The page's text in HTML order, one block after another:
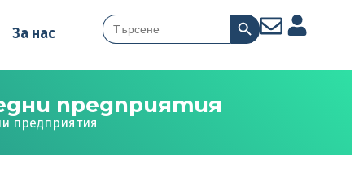
За нас
Search
for:
Search Button
предприятия
предприятия